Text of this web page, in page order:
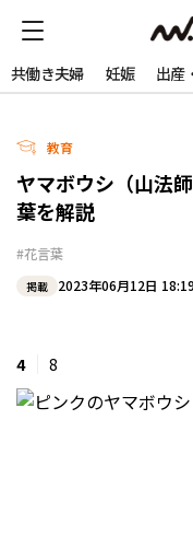
共働き夫婦 妊娠 出産
教育
ヤマボウシ（山法
葉を解説
#花言葉
掲載 2023年06月12日 18:19
4 8